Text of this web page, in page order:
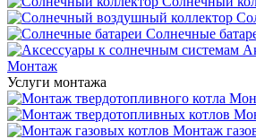
Солнечные
Монтаж
Услуги монтажа
Монтаж